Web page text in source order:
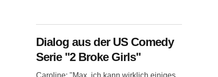
Dialog aus der US Comedy
Serie "2 Broke Girls"
Caroline: "Max, ich kann wirklich einiges